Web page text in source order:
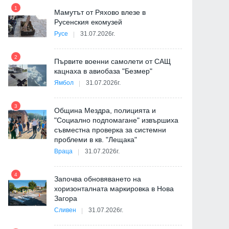
1
Мамутът от Ряхово влезе в
Русенския екомузей
Русе 31.07.2026г.
2
Първите военни самолети от САЩ
кацнаха в авиобаза "Безмер"
Ямбол 31.07.2026г.
3
Община Мездра, полицията и
"Социално подпомагане" извършиха
съвместна проверка за системни
проблеми в кв. "Лещака"
Враца 31.07.2026г.
4
Започва обновяването на
хоризонталната маркировка в Нова
Загора
Сливен 31.07.2026г.